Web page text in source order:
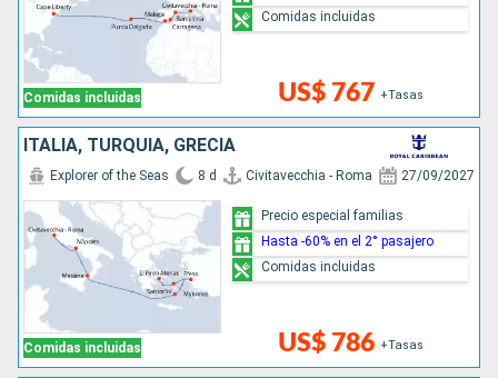
Comidas incluidas US$ 767 +Tasas
Comidas incluidas
ITALIA, TURQUÍA, GRECIA
Comidas incluidas
Explorer of the Seas 8 d Civitavecchia - Roma 27/09/2027
US$ 786 +Tasas
Precio especial familias
Hasta -60% en el 2° pasajero
Comidas incluidas